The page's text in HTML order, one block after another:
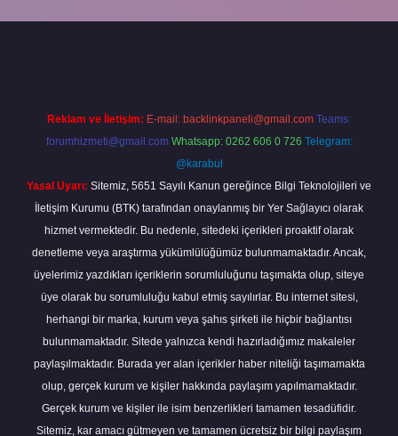
Reklam ve İletişim: E-mail: backlinkpaneli@gmail.com Teams:
forumhizmeti@gmail.com Whatsapp: 0262 606 0 726 Telegram:
@karabul
Yasal Uyarı: Sitemiz, 5651 Sayılı Kanun gereğince Bilgi Teknolojileri ve
İletişim Kurumu (BTK) tarafından onaylanmış bir Yer Sağlayıcı olarak
hizmet vermektedir. Bu nedenle, sitedeki içerikleri proaktif olarak
denetleme veya araştırma yükümlülüğümüz bulunmamaktadır. Ancak,
üyelerimiz yazdıkları içeriklerin sorumluluğunu taşımakta olup, siteye
üye olarak bu sorumluluğu kabul etmiş sayılırlar. Bu internet sitesi,
herhangi bir marka, kurum veya şahıs şirketi ile hiçbir bağlantısı
bulunmamaktadır. Sitede yalnızca kendi hazırladığımız makaleler
paylaşılmaktadır. Burada yer alan içerikler haber niteliği taşımamakta
olup, gerçek kurum ve kişiler hakkında paylaşım yapılmamaktadır.
Gerçek kurum ve kişiler ile isim benzerlikleri tamamen tesadüfidir.
Sitemiz, kar amacı gütmeyen ve tamamen ücretsiz bir bilgi paylaşım